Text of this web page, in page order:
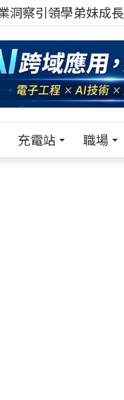
洞察引領學弟妹成長
充電站 職場